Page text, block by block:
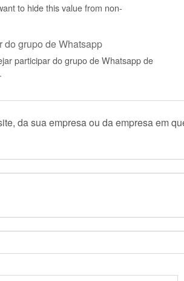
to hide this value from non-
do grupo de Whatsapp
participar do grupo de Whatsapp de
da sua empresa ou da empresa em